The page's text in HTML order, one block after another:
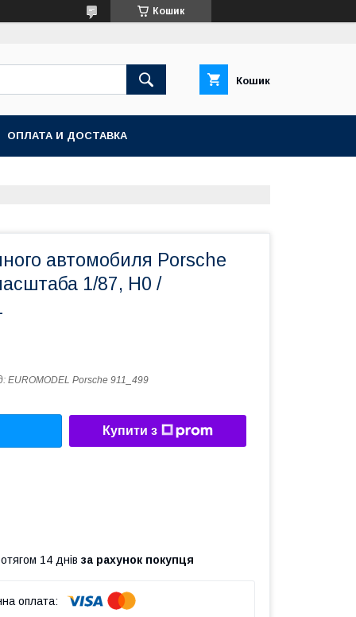
Кошик
Кошик
ОПЛАТА И ДОСТАВКА
автомобиля Porsche
1/87, H0 /
EUROMODEL Porsche 911_499
Купити з
14 днів за рахунок покупця